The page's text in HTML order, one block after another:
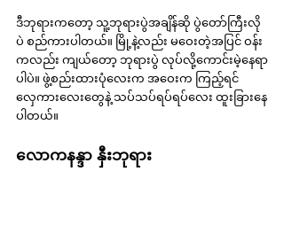
ဒီဘုရားကတော့ သူ့ဘုရားပွဲအချိန်ဆို ပွဲတော်ကြီးလို
ပဲ စည်ကားပါတယ်။ မြို့နဲ့လည်း မဝေးတဲ့အပြင် ဝန်း
ကလည်း ကျယ်တော့ ဘုရားပွဲ လုပ်လို့ကောင်းမဲ့နေရာ
ပါပဲ။ ဖွဲ့စည်းထားပုံလေးက အဝေးက ကြည့်ရင်
လှေကားလေးတွေနဲ့ သပ်သပ်ရပ်ရပ်လေး ထူးခြားနေ
ပါတယ်။
လောကနန္ဒာ နှီးဘုရား